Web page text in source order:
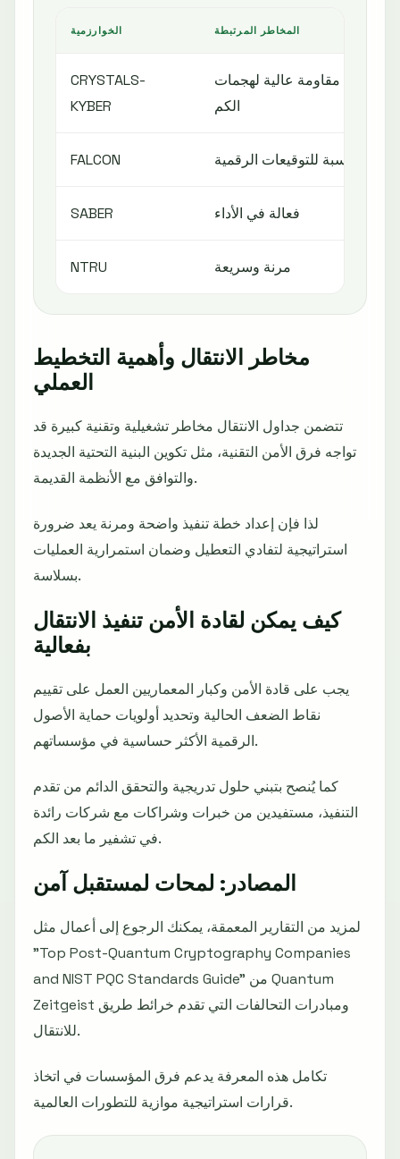
الخوارزمية المخاطر المرتبطة
CRYSTALS-
KYBER
مقاومة عالية لهجمات
الكم
FALCON مناسبة للتوقيعات الرقمية
SABER فعالة في الأداء
NTRU مرنة وسريعة
مخاطر الانتقال وأهمية التخطيط
العملي
تتضمن جداول الانتقال مخاطر تشغيلية وتقنية كبيرة قد
تواجه فرق الأمن التقنية، مثل تكوين البنية التحتية الجديدة
والتوافق مع الأنظمة القديمة.
لذا فإن إعداد خطة تنفيذ واضحة ومرنة يعد ضرورة
استراتيجية لتفادي التعطيل وضمان استمرارية العمليات
بسلاسة.
كيف يمكن لقادة الأمن تنفيذ الانتقال
بفعالية
يجب على قادة الأمن وكبار المعماريين العمل على تقييم
نقاط الضعف الحالية وتحديد أولويات حماية الأصول
الرقمية الأكثر حساسية في مؤسساتهم.
كما يُنصح بتبني حلول تدريجية والتحقق الدائم من تقدم
التنفيذ، مستفيدين من خبرات وشراكات مع شركات رائدة
في تشفير ما بعد الكم.
المصادر: لمحات لمستقبل آمن
لمزيد من التقارير المعمقة، يمكنك الرجوع إلى أعمال مثل
"Top Post-Quantum Cryptography Companies
and NIST PQC Standards Guide" من Quantum
Zeitgeist ومبادرات التحالفات التي تقدم خرائط طريق
للانتقال.
تكامل هذه المعرفة يدعم فرق المؤسسات في اتخاذ
قرارات استراتيجية موازية للتطورات العالمية.